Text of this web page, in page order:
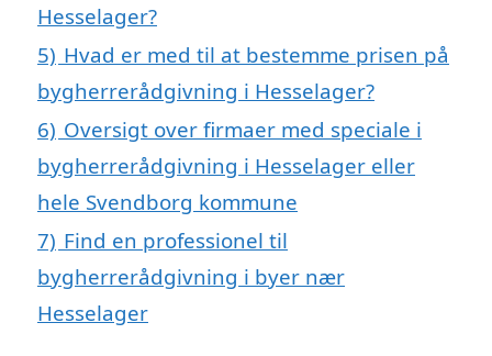
Hesselager?
5) Hvad er med til at bestemme prisen på
bygherrerådgivning i Hesselager?
6) Oversigt over firmaer med speciale i
bygherrerådgivning i Hesselager eller
hele Svendborg kommune
7) Find en professionel til
bygherrerådgivning i byer nær
Hesselager